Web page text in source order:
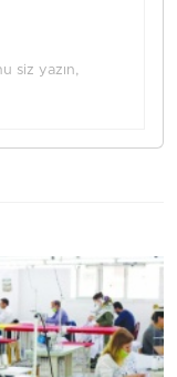
siz yazın,